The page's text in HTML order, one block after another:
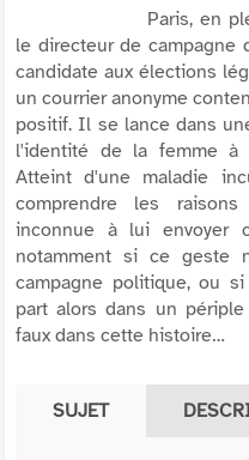
Paris, en
le directeur de campagne
candidate aux élections
un courrier anonyme
positif. Il se lance dans
l'identité de la femme à
Atteint d'une maladie
comprendre les
inconnue à lui envoyer
notamment si ce geste
campagne politique, ou
part alors dans un
faux dans cette histoire…
SUJET